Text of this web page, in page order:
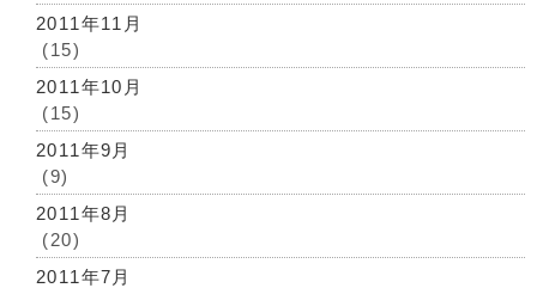
2011年11月
(15)
2011年10月
(15)
2011年9月
(9)
2011年8月
(20)
2011年7月